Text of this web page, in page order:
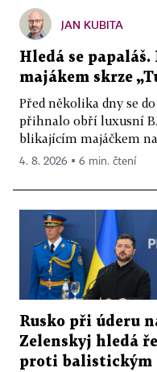
JAN KUBITA
Hledá se
majákem skrze
Před několika dny se
přihnalo obří luxusní
blikajícím majáčkem
4. 8. 2026 ▪ 6 min. čtení
Rusko při úderu
Zelenskyj hledá
proti balistickým